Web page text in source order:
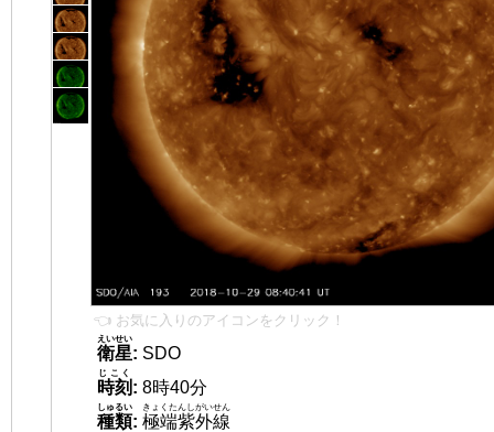
👈 お気に入りのアイコンをクリック！
衛星
えいせい
: SDO
時刻
じこく
: 8時40分
種類
しゅるい
: 極端紫外線
きょくたんしがいせん